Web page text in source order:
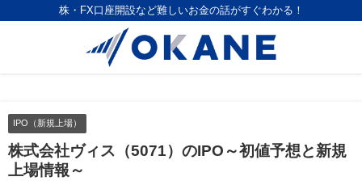
株・FX口座開設など難しいお金の話がすぐわかる！
IPO（新規上場）
株式会社ヴィス（5071）のIPO～初値予想と新規
上場情報～